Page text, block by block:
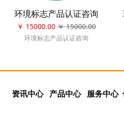
具有低毒少害、节约资源的产
品。我们现在所讲的环保产品认
证是针对第一类产品。
1、标志主体图案由两部分
文部分和中文部分组成，英文部
分为半开口椭圆形图案，由CCEP
环境标志产品认证咨询
￥ 15000.00 ￥ 15000.00
环境标志产品认证咨询
资讯中心 产品中心 服务中心